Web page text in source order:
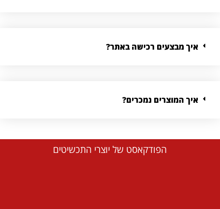
איך מבצעים רכישה באתר?
איך המוצרים נמכרים?
הפודקאסט של יוצרי התכשיטים